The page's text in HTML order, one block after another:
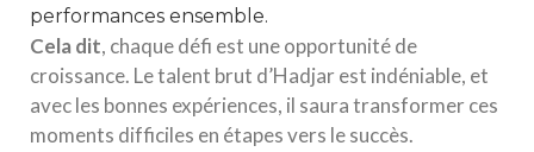
performances ensemble.
Celadit, chaque défi est une opportunité de
croissance. Le talent brut d’Hadjar est indéniable, et
avec les bonnes expériences, il saura transformer ces
moments difficiles en étapes vers le succès.